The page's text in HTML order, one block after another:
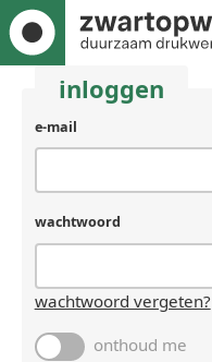
inloggen
e-mail
wachtwoord
wachtwoord vergeten?
onthoud me